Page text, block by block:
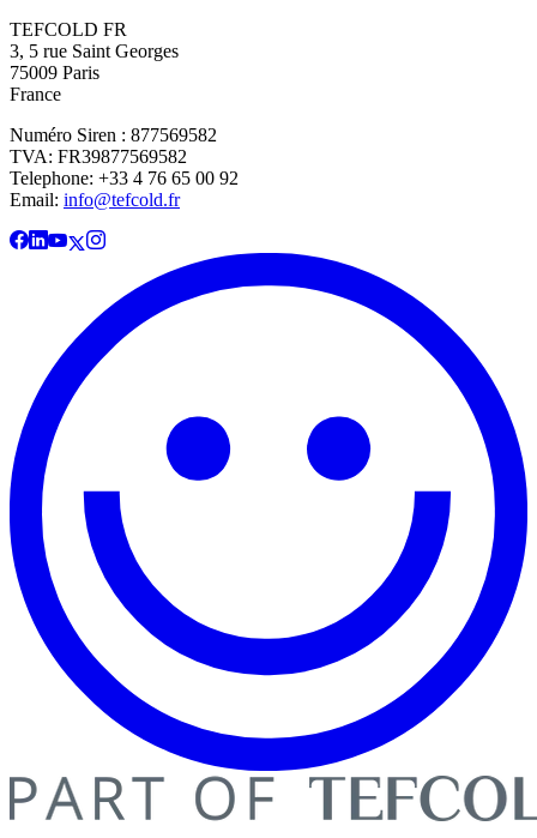
TEFCOLD FR
3, 5 rue Saint Georges
75009 Paris
France
Numéro Siren : 877569582
TVA: FR39877569582
Telephone: +33 4 76 65 00 92
Email: info@tefcold.fr